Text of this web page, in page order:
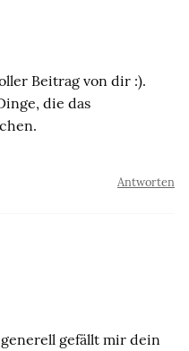
Beitrag von dir :).
die das
Antworten
gefällt mir dein